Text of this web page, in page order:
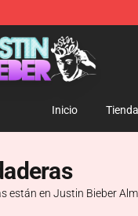
Bieber Merchandise
Inicio Tienda
están en Justin Bieber